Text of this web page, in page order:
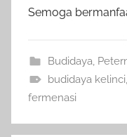
Semoga
Budidaya,
budidaya kelinci,
fermenasi